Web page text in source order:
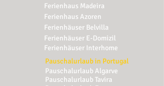
Ferienhaus Madeira
FerienhausAzoren
Ferienhäuser Belvilla
Ferienhäuser E-Domizil
Ferienhäuser Interhome
Pauschalurlaub in Portugal
PauschalurlaubAlgarve
PauschalurlaubTavira